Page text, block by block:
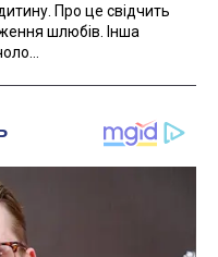
Про це свідчить
шлюбів. Інша